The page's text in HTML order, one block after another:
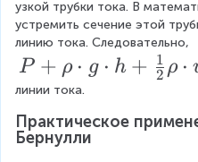
_
2
)
\
o
t
t
\
c
d
o
g
\
S
_
2
\
c
\
c
d
o
t
_
2
d
o
t
g
\
c
o
\
c
d
o
+
\
r
h
o
\
узкой трубки тока. В
устремить сечение этой
линию тока. Следовательно,
P
+
\
r
P + ρ ⋅ g ⋅ h + 2
1 ρ ⋅
линии тока.
Практическое
Бернулли